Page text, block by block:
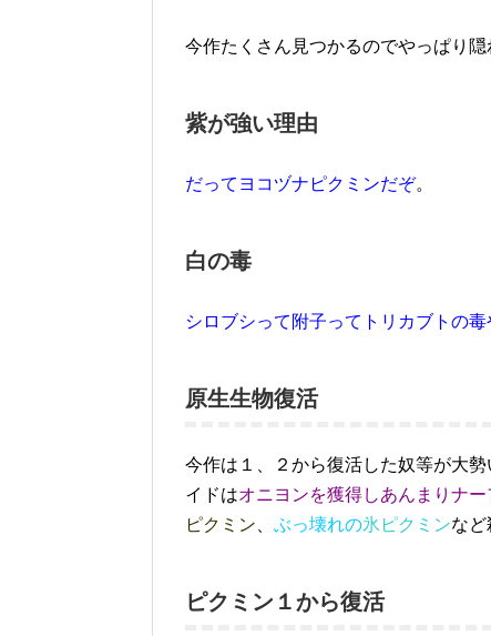
今作たくさん見つかるのでやっぱり
紫が強い理由
だってヨコヅナピクミンだぞ。
白の毒
シロブシって附子ってトリカブトの
原生生物復活
今作は１、２から復活した奴等が大
イドはオニヨンを獲得しあんまりナ
ピクミン
ぶっ壊れの氷ピクミンなど
ピクミン１から復活